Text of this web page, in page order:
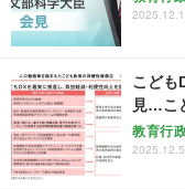
こども
見…こ
教育行